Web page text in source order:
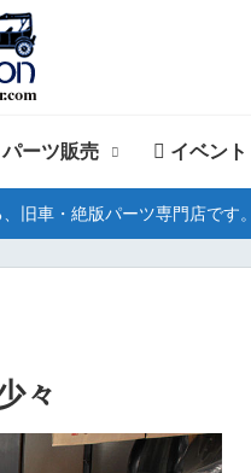
パーツ販売 イベント
旧車・絶版パーツ専門店です。
々